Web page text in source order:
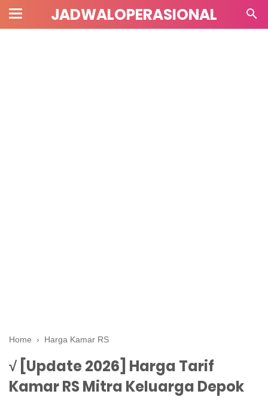
JADWALOPERASIONAL
Home › Harga Kamar RS
√ [Update 2026] Harga Tarif
Kamar RS Mitra Keluarga Depok